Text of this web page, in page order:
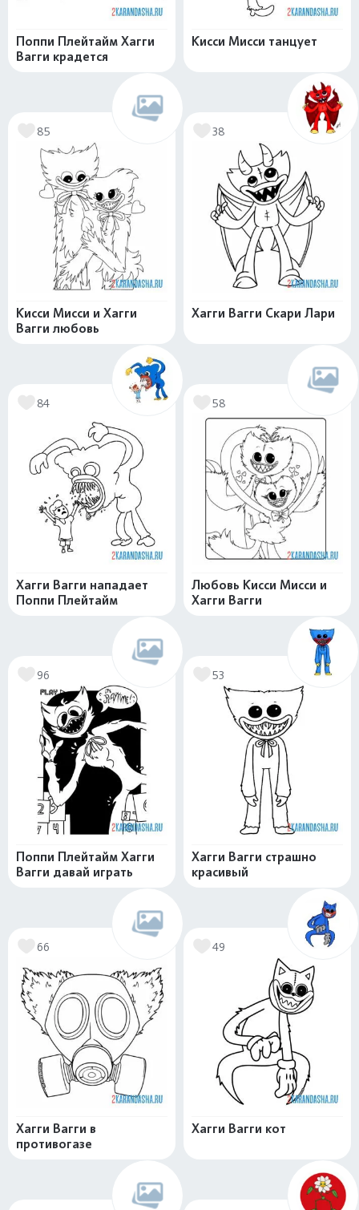
Поппи Плейтайм Хагги
Вагги крадется
Кисси Мисси танцует
85
Кисси Мисси и Хагги
Вагги любовь
38
Хагги Вагги Скари Лари
84
Хагги Вагги нападает
Поппи Плейтайм
58
Любовь Кисси Мисси и
Хагги Вагги
96
Поппи Плейтайм Хагги
Вагги давай играть
53
Хагги Вагги страшно
красивый
66
Хагги Вагги в
противогазе
49
Хагги Вагги кот